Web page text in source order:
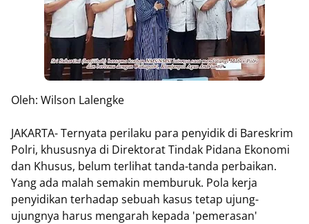
Oleh: Wilson Lalengke
JAKARTA- Ternyata perilaku para penyidik di Bareskrim
Polri, khususnya di Direktorat Tindak Pidana Ekonomi
dan Khusus, belum terlihat tanda-tanda perbaikan.
Yang ada malah semakin memburuk. Pola kerja
penyidikan terhadap sebuah kasus tetap ujung-
ujungnya harus mengarah kepada 'pemerasan'